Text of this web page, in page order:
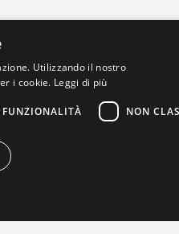
Utilizzando il nostro
i cookie. Leggi di più
FUNZIONALITÀ NON